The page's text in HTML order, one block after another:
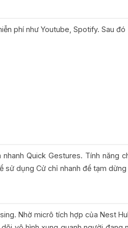
phí như Youtube, Spotify. Sau
Quick Gestures. Tính năng
dụng Cử chỉ nhanh để tạm
Nhờ micrô tích hợp của Nest